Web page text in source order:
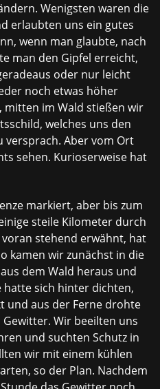
Wenigsten waren die
erlaubten uns ein gutes
wenn man glaubte, nach
man den Gipfel erreicht,
oder nur leicht
noch etwas höher
mitten im Wald stießen wir
welches uns den
versprach. Aber vom Ort
sehen. Kurioserweise hat
markiert, aber bis zum
steile Kilometer durch
stehend erwähnt, hat
kamen wir zunächst in die
dem Wald heraus und
hatte sich hinter dichten,
und aus der Ferne drohte
Wir beeilten uns
und suchten Schutz in
wir mit einem kühlen
so der Plan. Nachdem